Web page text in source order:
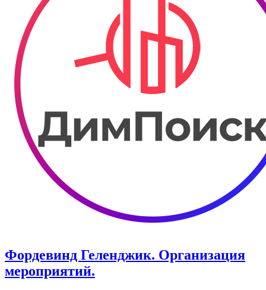
Фордевинд Геленджик. Организация
мероприятий.